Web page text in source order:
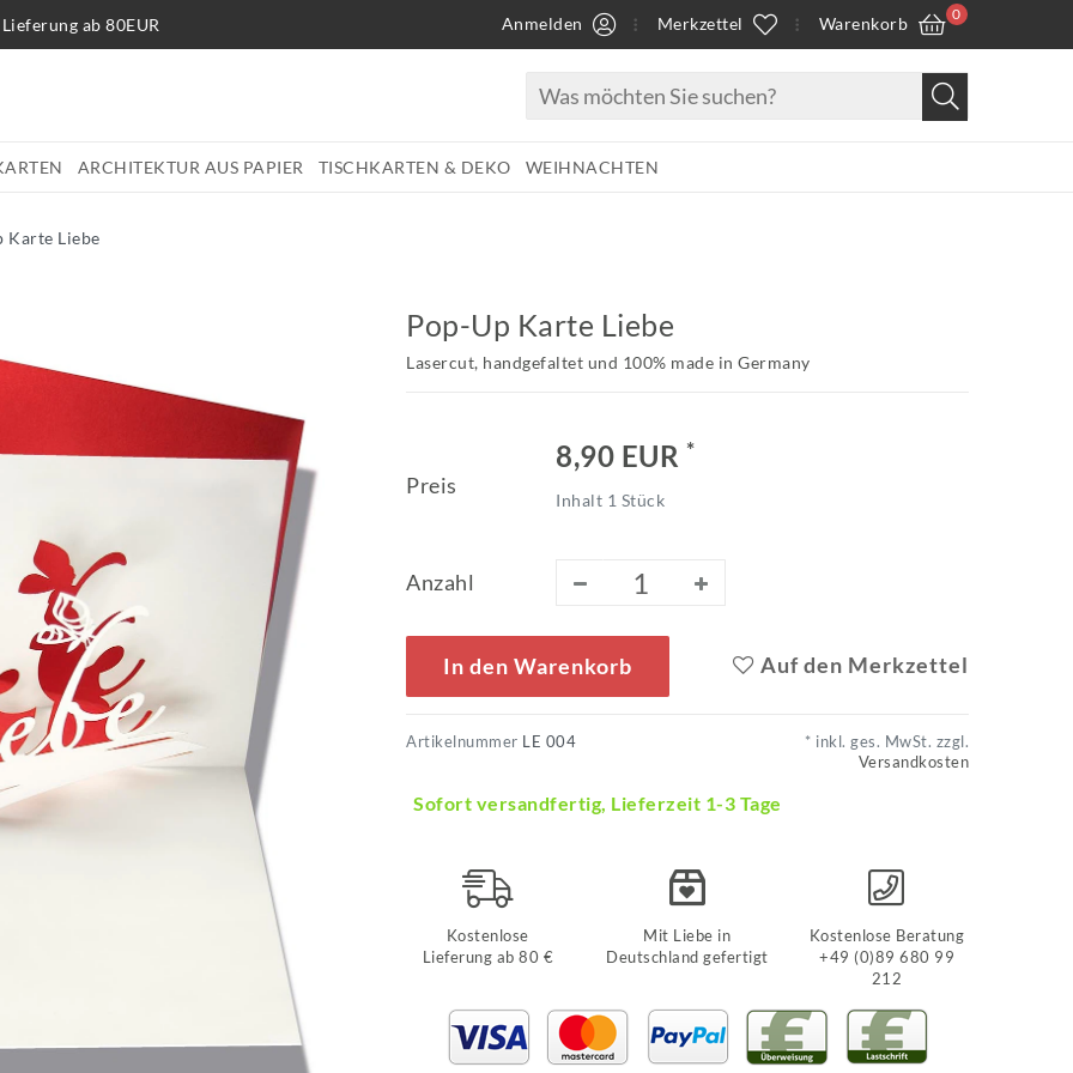
ab 80EUR Anmelden Merkzettel Warenkorb 0
ARCHITEKTUR AUS PAPIER TISCHKARTEN & DEKO WEIHNACHTEN
Karte Liebe
Pop-Up Karte Liebe
Lasercut, handgefaltet und 100% made in Germany
Preis
8,90 EUR *
Inhalt 1 Stück
Anzahl
In den Warenkorb Auf den Merkzettel
Artikelnummer LE 004
* inkl. ges. MwSt. zzgl.
Versandkosten
Sofort versandfertig, Lieferzeit 1-3 Tage
Kostenlose
Lieferung ab 80 €
Mit Liebe in
Deutschland gefertigt
Kostenlose Beratung
+49 (0)89 680 99
212